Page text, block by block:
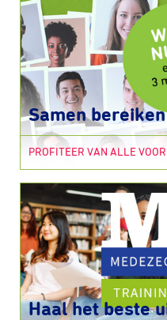
Samen
PROFITEER VAN ALLE
Haal het beste